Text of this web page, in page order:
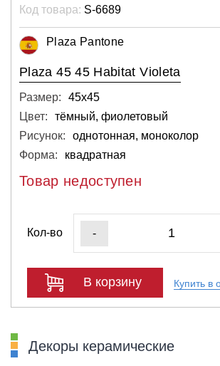
Код товара: S-6689
Plaza Pantone
Plaza 45 45 Habitat Violeta
Размер:
45х45
Цвет:
тёмный, фиолетовый
Рисунок:
однотонная, моноколор
Форма:
квадратная
Товар недоступен
Кол-во -
В корзину Купить в
Декоры керамические